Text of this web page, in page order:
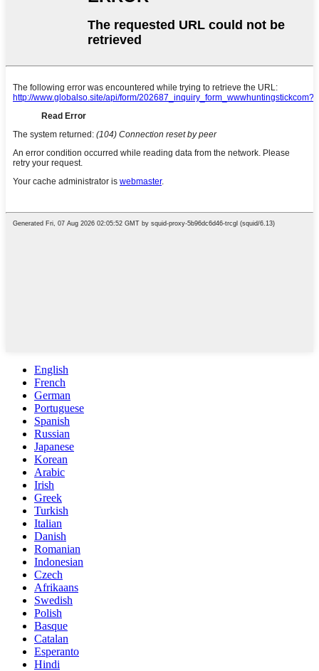
English
French
German
Portuguese
Spanish
Russian
Japanese
Korean
Arabic
Irish
Greek
Turkish
Italian
Danish
Romanian
Indonesian
Czech
Afrikaans
Swedish
Polish
Basque
Catalan
Esperanto
Hindi